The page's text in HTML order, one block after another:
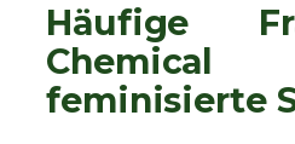
Häufige
feminisierte